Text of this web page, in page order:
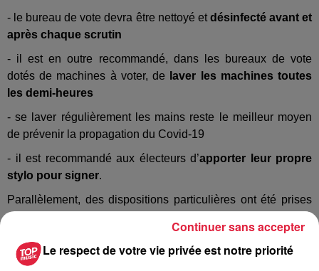
- le bureau de vote devra être nettoyé etdésinfecté avant et
après chaque scrutin
- il est en outre recommandé, dans les bureaux de vote
dotés de machines à voter, de
laver les machines toutes
les demi-heures
- se laver régulièrement les mains reste le meilleur moyen
de prévenir la propagation du Covid-19
- il est recommandé aux électeurs d’apporter leur propre
stylo pour signer.
Parallèlement, des dispositions particulières ont été prises
pour faciliter
des personnes en confinement ou en quarantaine,
des personnes plus vulnérables au virus.
Le respect de votre vie privée est notre priorité
Continuer sans accepter